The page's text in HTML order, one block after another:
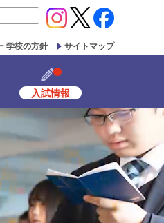
学校の方針 サイトマップ
入試情報